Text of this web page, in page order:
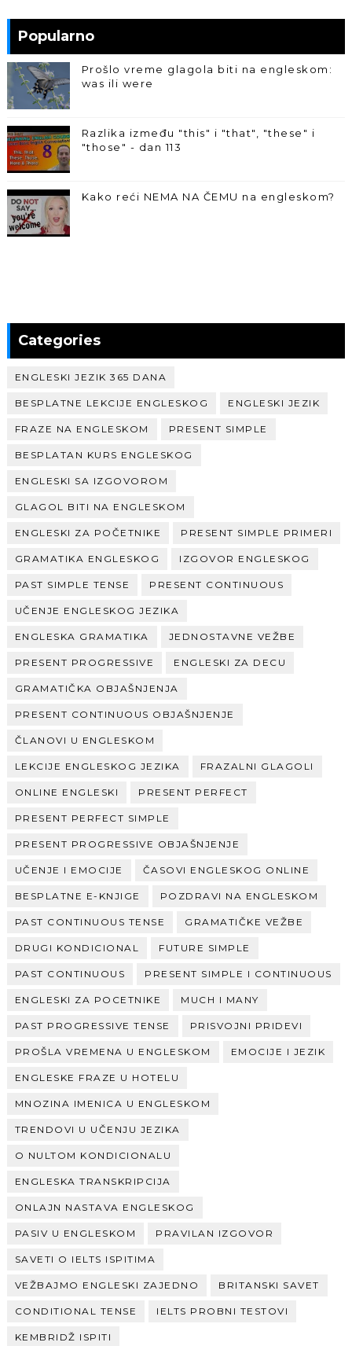
Popularno
Prošlo vreme glagola biti na engleskom:
was ili were
Razlika između "this" i "that", "these" i
"those" - dan 113
Kako reći NEMA NA ČEMU na engleskom?
Categories
ENGLESKI JEZIK 365 DANA
BESPLATNE LEKCIJE ENGLESKOG ENGLESKI JEZIK
FRAZE NA ENGLESKOM PRESENT SIMPLE
BESPLATAN KURS ENGLESKOG
ENGLESKI SA IZGOVOROM
GLAGOL BITI NA ENGLESKOM
ENGLESKI ZA POČETNIKE PRESENT SIMPLE PRIMERI
GRAMATIKA ENGLESKOG IZGOVOR ENGLESKOG
PAST SIMPLE TENSE PRESENT CONTINUOUS
UČENJE ENGLESKOG JEZIKA
ENGLESKA GRAMATIKA JEDNOSTAVNE VEŽBE
PRESENT PROGRESSIVE ENGLESKI ZA DECU
GRAMATIČKA OBJAŠNJENJA
PRESENT CONTINUOUS OBJAŠNJENJE
ČLANOVI U ENGLESKOM
LEKCIJE ENGLESKOG JEZIKA FRAZALNI GLAGOLI
ONLINE ENGLESKI PRESENT PERFECT
PRESENT PERFECT SIMPLE
PRESENT PROGRESSIVE OBJAŠNJENJE
UČENJE I EMOCIJE ČASOVI ENGLESKOG ONLINE
BESPLATNE E-KNJIGE POZDRAVI NA ENGLESKOM
PAST CONTINUOUS TENSE GRAMATIČKE VEŽBE
DRUGI KONDICIONAL FUTURE SIMPLE
PAST CONTINUOUS PRESENT SIMPLE I CONTINUOUS
ENGLESKI ZA POCETNIKE MUCH I MANY
PAST PROGRESSIVE TENSE PRISVOJNI PRIDEVI
PROŠLA VREMENA U ENGLESKOM EMOCIJE I JEZIK
ENGLESKE FRAZE U HOTELU
MNOZINA IMENICA U ENGLESKOM
TRENDOVI U UČENJU JEZIKA
O NULTOM KONDICIONALU
ENGLESKA TRANSKRIPCIJA
ONLAJN NASTAVA ENGLESKOG
PASIV U ENGLESKOM PRAVILAN IZGOVOR
SAVETI O IELTS ISPITIMA
VEŽBAJMO ENGLESKI ZAJEDNO BRITANSKI SAVET
CONDITIONAL TENSE IELTS PROBNI TESTOVI
KEMBRIDŽ ISPITI